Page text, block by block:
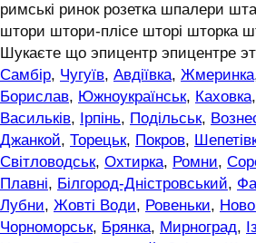
римські ринок розетка шпалери
штори штори-плісе шторі шторка
Шукаєте що эпицентр эпицентре
Самбір, Чугуїв, Авдіївка, Жмеринка
Борислав, Южноукраїнськ, Каховка,
Васильків, Ірпінь, Подільськ,
Джанкой, Торецьк, Покров,
Світловодськ, Охтирка, Ромни,
Плавні, Білгород-Дністровський,
Лубни, Жовті Води, Ровеньки,
Чорноморськ, Брянка, Мирноград,